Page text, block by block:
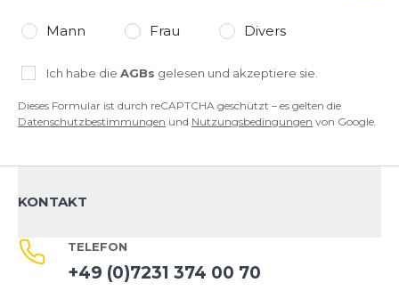
Mann Frau Divers
Ich habe die AGBs gelesen und akzeptiere sie.
Dieses Formular ist durch reCAPTCHA geschützt – es gelten die
Datenschutzbestimmungen und Nutzungsbedingungen von Google.
KONTAKT
TELEFON
+49 (0)7231 374 00 70